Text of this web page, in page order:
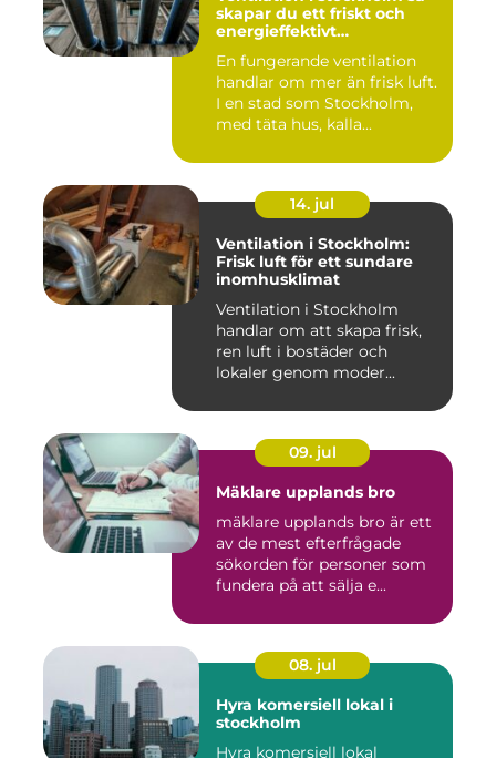
skapar du ett friskt och
energieffektivt
En fungerande ventilation
handlar om mer än frisk luft.
I en stad som Stockholm,
med täta hus, kalla...
14. jul
Ventilation i Stockholm:
Frisk luft för ett sundare
inomhusklimat
Ventilation i Stockholm
handlar om att skapa frisk,
ren luft i bostäder och
lokaler genom moder...
09. jul
Mäklare upplands bro
mäklare upplands bro är ett
av de mest efterfrågade
sökorden för personer som
fundera på att sälja e...
08. jul
Hyra komersiell lokal i
stockholm
Hyra komersiell lokal